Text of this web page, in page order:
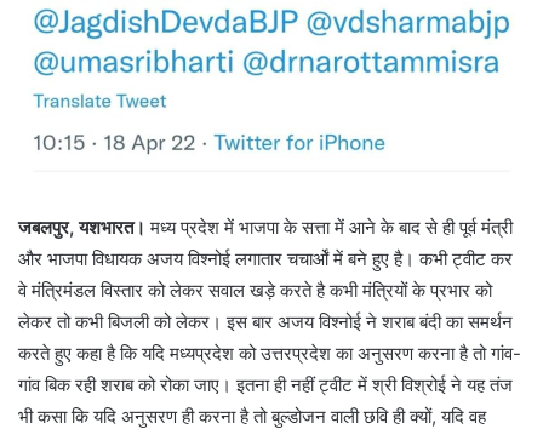
जबलपुर, यशभारत। मध्य प्रदेश में भाजपा के सत्ता में आने के बाद से ही पूर्व मंत्री
और भाजपा विधायक अजय विश्नोई लगातार चचार्ओं में बने हुए है। कभी ट्वीट कर
वे मंत्रिमंडल विस्तार को लेकर सवाल खड़े करते है कभी मंत्रियों के प्रभार को
लेकर तो कभी बिजली को लेकर। इस बार अजय विश्नोई ने शराब बंदी का समर्थन
करते हुए कहा है कि यदि मध्यप्रदेश को उत्तरप्रदेश का अनुसरण करना है तो गांव-
गांव बिक रही शराब को रोका जाए। इतना ही नहीं ट्वीट में श्री विश्रोई ने यह तंज
भी कसा कि यदि अनुसरण ही करना है तो बुल्डोजन वाली छवि ही क्यों, यदि वह